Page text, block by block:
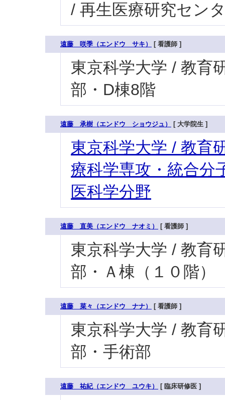
/ 再生医療研究セン
遠藤 咲季（エンドウ サキ） [ 看護師 ]
東京科学大学 / 教育
部・D棟8階
遠藤 承樹（エンドウ ショウジュ） [ 大学院生 ]
東京科学大学 / 教育
療科学専攻・統合分
医科学分野
遠藤 直美（エンドウ ナオミ） [ 看護師 ]
東京科学大学 / 教育
部・Ａ棟（１０階）
遠藤 菜々（エンドウ ナナ） [ 看護師 ]
東京科学大学 / 教育
部・手術部
遠藤 祐紀（エンドウ ユウキ） [ 臨床研修医 ]